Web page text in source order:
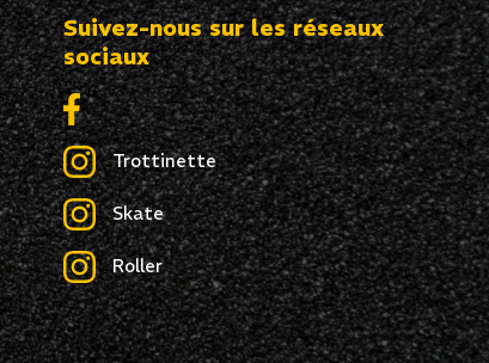
Suivez-nous sur les réseaux
sociaux
Trottinette
Skate
Roller